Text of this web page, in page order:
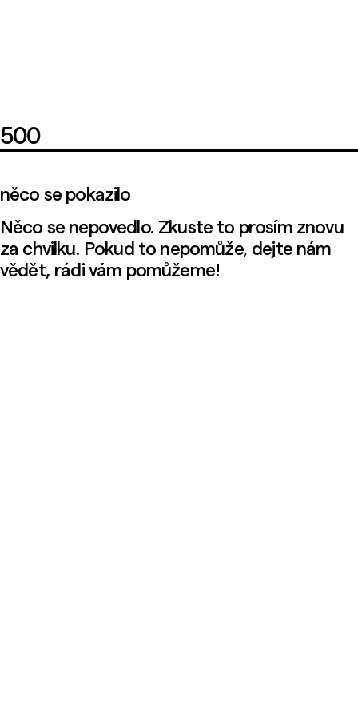
500
něco se pokazilo
Něco se nepovedlo. Zkuste to prosím znovu
za chvilku. Pokud to nepomůže, dejte nám
vědět, rádi vám pomůžeme!